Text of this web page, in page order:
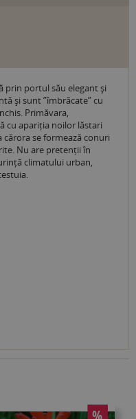
prin portul său elegant și
și sunt ”îmbrăcate” cu
Primăvara,
cu apariția noilor lăstari
se formează conuri
Nu are pretenții în
climatului urban,